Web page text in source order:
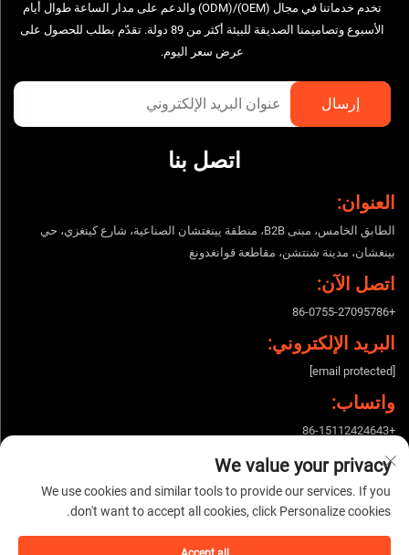
تخدم خدماتنا في مجال (OEM)/(ODM) والدعم على مدار الساعة طوال أيام
الأسبوع وتصاميمنا الصديقة للبيئة أكثر من 89 دولة. تقدّم بطلب للحصول على
عرض سعر اليوم.
اتصل بنا
العنوان:
الطابق الخامس، مبنى B2B، منطقة يينغتشان الصناعية، شارع كينغزي، حي
بينغشان، مدينة شنتشن، مقاطعة قوانغدونغ
اتصل الآن:
+86-0755-27095786
البريد الإلكتروني:
واتساب:
+86-15112424643
حقوق النشر © 2026 شركة ووشيجيه للتكنولوجيا الإلكترونية المحدودة، شنتشن،
الصين. جميع الحقوق محفوظة. |سياسة الخصوصية
We value your privacy
We use cookies and similar tools to provide our services. If you
don't want to accept all cookies, click Personalize cookies.